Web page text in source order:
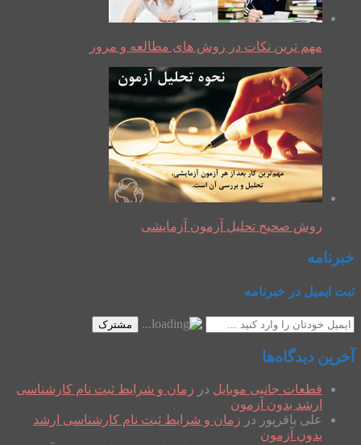
مهم ترین نکات در روش های مطالعه و مرور
روش صحیح تحلیل آزمون آزمایشی
خبرنامه
ثبت ایمیل در خبرنامه
مشترک
آخرین دیدگاه‌ها
قطعات جانبی موبایل در زمان و شرایط ثبت نام کارشناسی
ارشد بدون آزمون
علی باقرپور در زمان و شرایط ثبت نام کارشناسی ارشد
بدون آزمون